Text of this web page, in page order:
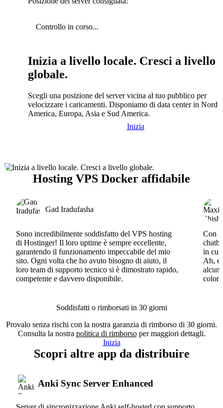
Controllo in corso...
Inizia a livello locale. Cresci a livello
globale.
Scegli una posizione del server vicina al tuo pubblico per
velocizzare i caricamenti. Disponiamo di data center in Nord
America, Europa, Asia e Sud America.
Inizia
Hosting VPS Docker affidabile
Gad Iradufasha
Sono incredibilmente soddisfatto del VPS hosting
di Hostinger! Il loro uptime è sempre eccellente,
garantendo il funzionamento impeccabile del mio
sito. Ogni volta che ho avuto bisogno di aiuto, il
loro team di supporto tecnico si è dimostrato rapido,
competente e davvero disponibile.
Con
in cui
Ah, e
alcun
Soddisfatti o rimborsati in 30 giorni
Provalo senza rischi con la nostra garanzia di rimborso di 30 giorni.
Consulta la nostra politica di rimborsoper maggiori dettagli.
Inizia
Scopri altre app da distribuire
Anki Sync Server Enhanced